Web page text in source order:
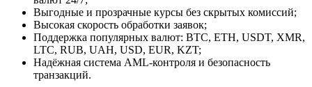
Выгодные и прозрачные курсы без скрытых комиссий;
Высокая скорость обработки заявок;
Поддержка популярных валют: BTC, ETH, USDT, XMR,
LTC, RUB, UAH, USD, EUR, KZT;
Надёжная система AML-контроля и безопасность
транзакций.